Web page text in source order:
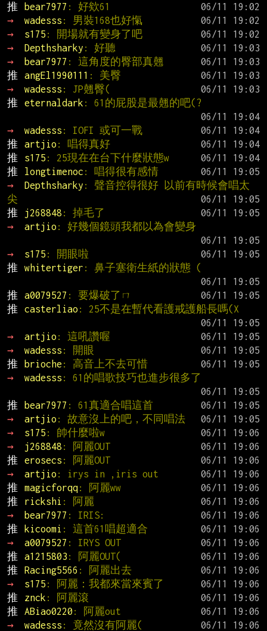
推
bear7977 : 好欸61
→
wadesss : 男裝168也好愾
→
s175 : 開場就有變身了吧
→
Depthsharky : 好聽
→
bear7977 : 這角度的臀部真翹
推
angEl1990111 : 美臀
→
wadesss : JP翹臀(
推
eternaldark : 61的屁股是最翹的吧(?
→
wadesss : IOFI 或可一戰
推
artjio : 唱得真好
推
s175 : 25現在在台下什麼狀態w
推
longtimenoc : 唱得很有感情
→
Depthsharky : 聲音控得很好 以前有時候會唱太
尖
推
j268848 : 掉毛了
→
artjio : 好幾個鏡頭我都以為會變身
→
s175 : 開眼啦
推
whitertiger : 鼻子塞衛生紙的狀態 (
推
a0079527 : 要爆破了ㄇ
推
casterliao : 25不是在暫代看護戒護船長嗎(X
→
artjio : 這吼讚喔
→
wadesss : 開眼
推
brioche : 高音上不去可惜
→
wadesss : 61的唱歌技巧也進步很多了
推
bear7977 : 61真適合唱這首
→
artjio : 故意沒上的吧，不同唱法
→
s175 : 帥什麼啦w
→
j268848 : 阿麗OUT
推
erosecs : 阿麗OUT
→
artjio : irys in ,iris out
推
magicforqq: 阿麗ww
推
rickshi : 阿麗
→
bear7977 : IRIS:
推
kicoomi : 這首61唱超適合
→
a0079527 : IRYS OUT
推
a1215803 : 阿麗OUT(
推
Racing5566 : 阿麗出去
→
s175 : 阿麗：我都來當來賓了
推
znck : 阿麗滾
推
ABiao0220 : 阿麗out
→
wadesss : 竟然沒有阿麗(